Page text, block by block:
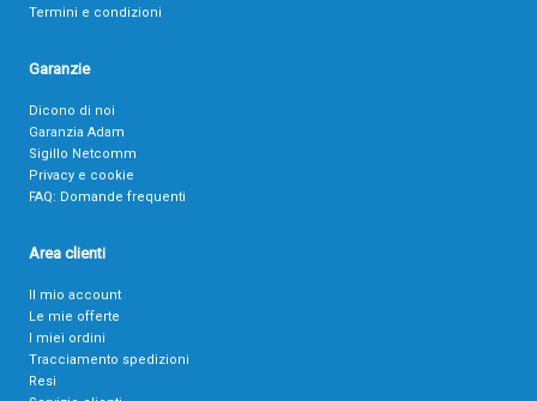
Termini e condizioni
Garanzie
Dicono di noi
Garanzia Adam
Sigillo Netcomm
Privacy e cookie
FAQ: Domande frequenti
Area clienti
Il mio account
Le mie offerte
I miei ordini
Tracciamento spedizioni
Resi